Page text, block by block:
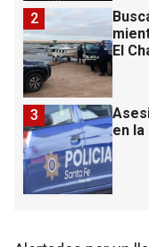
El
2
en la
3